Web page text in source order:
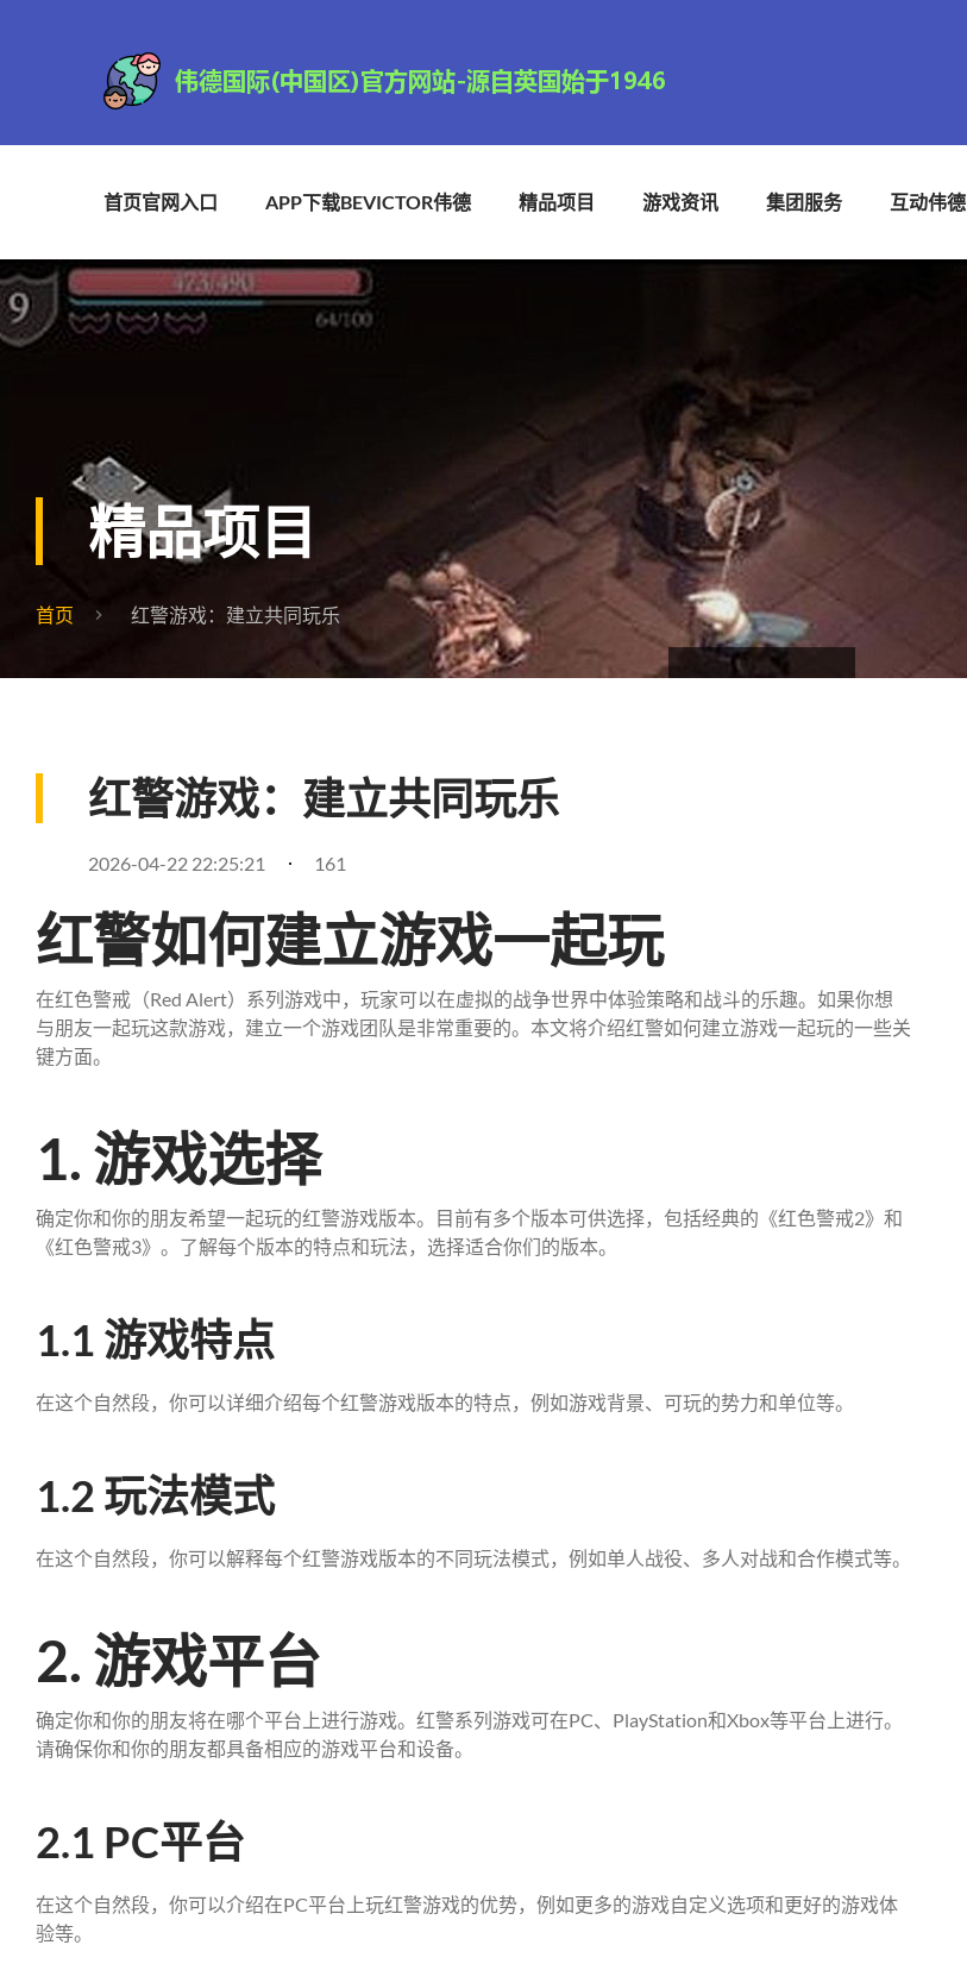
首页官网入口 APP下载BEVICTOR伟德 精品项目 游戏资讯 集团服务 互动伟德
精品项目
首页 红警游戏：建立共同玩乐
红警游戏：建立共同玩乐
2026-04-22 22:25:21 161
红警如何建立游戏一起玩
在红色警戒（Red Alert）系列游戏中，玩家可以在虚拟的战争世界中体验策略和战斗的乐趣。如果你想
与朋友一起玩这款游戏，建立一个游戏团队是非常重要的。本文将介绍红警如何建立游戏一起玩的一些关
键方面。
1. 游戏选择
确定你和你的朋友希望一起玩的红警游戏版本。目前有多个版本可供选择，包括经典的《红色警戒2》和
《红色警戒3》。了解每个版本的特点和玩法，选择适合你们的版本。
1.1 游戏特点
在这个自然段，你可以详细介绍每个红警游戏版本的特点，例如游戏背景、可玩的势力和单位等。
1.2 玩法模式
在这个自然段，你可以解释每个红警游戏版本的不同玩法模式，例如单人战役、多人对战和合作模式等。
2. 游戏平台
确定你和你的朋友将在哪个平台上进行游戏。红警系列游戏可在PC、PlayStation和Xbox等平台上进行。
请确保你和你的朋友都具备相应的游戏平台和设备。
2.1 PC平台
在这个自然段，你可以介绍在PC平台上玩红警游戏的优势，例如更多的游戏自定义选项和更好的游戏体
验等。